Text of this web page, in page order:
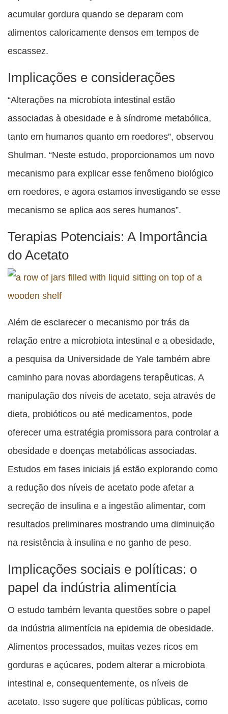
acumular gordura quando se deparam com
alimentos caloricamente densos em tempos de
escassez.
Implicações e considerações
“Alterações na microbiota intestinal estão
associadas à obesidade e à síndrome metabólica,
tanto em humanos quanto em roedores”, observou
Shulman. “Neste estudo, proporcionamos um novo
mecanismo para explicar esse fenômeno biológico
em roedores, e agora estamos investigando se esse
mecanismo se aplica aos seres humanos”.
Terapias Potenciais: A Importância
do Acetato
Além de esclarecer o mecanismo por trás da
relação entre a microbiota intestinal e a obesidade,
a pesquisa da Universidade de Yale também abre
caminho para novas abordagens terapêuticas. A
manipulação dos níveis de acetato, seja através de
dieta, probióticos ou até medicamentos, pode
oferecer uma estratégia promissora para controlar a
obesidade e doenças metabólicas associadas.
Estudos em fases iniciais já estão explorando como
a redução dos níveis de acetato pode afetar a
secreção de insulina e a ingestão alimentar, com
resultados preliminares mostrando uma diminuição
na resistência à insulina e no ganho de peso.
Implicações sociais e políticas: o
papel da indústria alimentícia
O estudo também levanta questões sobre o papel
da indústria alimentícia na epidemia de obesidade.
Alimentos processados, muitas vezes ricos em
gorduras e açúcares, podem alterar a microbiota
intestinal e, consequentemente, os níveis de
acetato. Isso sugere que políticas públicas, como